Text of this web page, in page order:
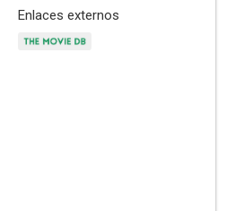
Enlaces externos